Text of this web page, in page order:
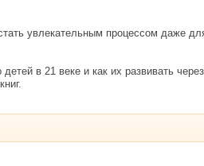
увлекательным процессом даже
в 21 веке и как их развивать через